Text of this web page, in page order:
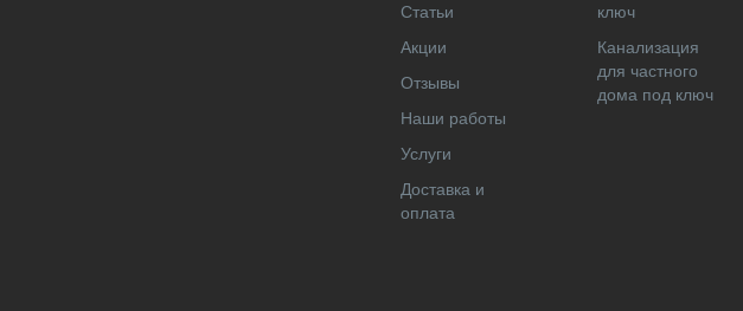
Статьи
Акции
Отзывы
Наши работы
Услуги
Доставка и
оплата
ключ
Канализация
для частного
дома под ключ